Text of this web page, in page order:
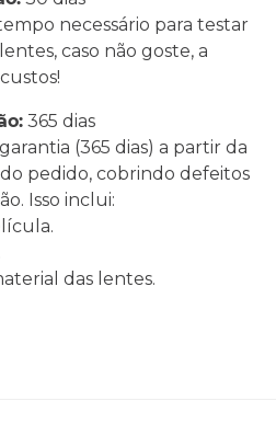
necessário para testar
caso não goste, a
365 dias
(365 dias) a partir da
pedido, cobrindo defeitos
Isso inclui:
das lentes.